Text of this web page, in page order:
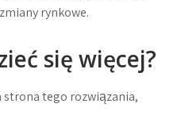
rynkowe.
się więcej?
strona tego rozwiązania,